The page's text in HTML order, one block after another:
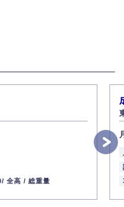
防止し、その利用目的に応じて
った場合を除き、お客様の個人
しません。
求があった場合、すみやかに開
全高 / 総重量